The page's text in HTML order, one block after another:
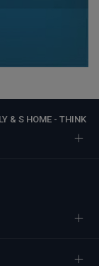
& S HOME - THINK